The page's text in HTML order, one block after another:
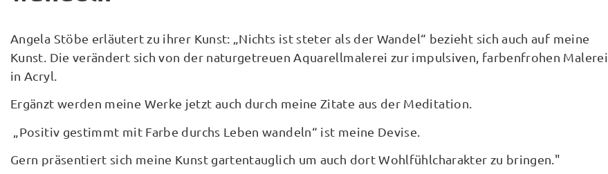
Angela Stöbe erläutert zu ihrer Kunst: „Nichts ist steter als der Wandel“ bezieht sich auch auf meine
Kunst. Die verändert sich von der naturgetreuen Aquarellmalerei zur impulsiven, farbenfrohen Malerei
in Acryl.
Ergänzt werden meine Werke jetzt auch durch meine Zitate aus der Meditation.
„Positiv gestimmt mit Farbe durchs Leben wandeln“ ist meine Devise.
Gern präsentiert sich meine Kunst gartentauglich um auch dort Wohlfühlcharakter zu bringen."